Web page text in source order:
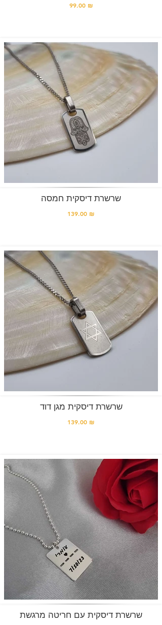
99.00 ₪
שרשרת דיסקית חמסה
139.00 ₪
שרשרת דיסקית מגן דוד
139.00 ₪
שרשרת דיסקית עם חריטה מרגשת